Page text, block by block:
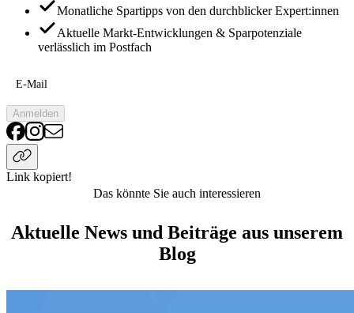
Monatliche Spartipps von den durchblicker Expert:innen
Aktuelle Markt-Entwicklungen & Sparpotenziale
verlässlich im Postfach
E-Mail
Anmelden
Link kopiert!
Das könnte Sie auch interessieren
Aktuelle News und Beiträge aus unserem
Blog